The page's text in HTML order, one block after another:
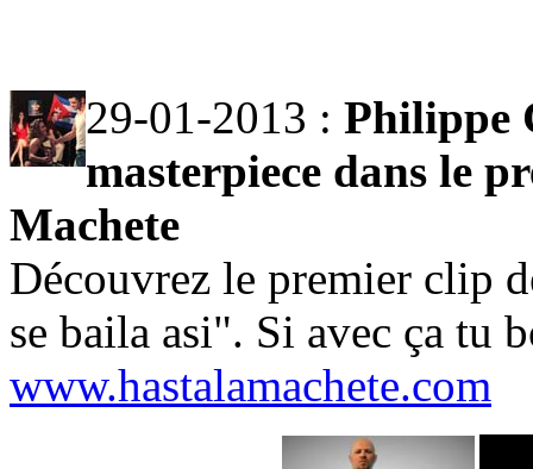
29-01-2013 : Philippe
masterpiece dans le
Machete
Découvrez le premier clip
se baila asi". Si avec ça tu
www.hastalamachete.com